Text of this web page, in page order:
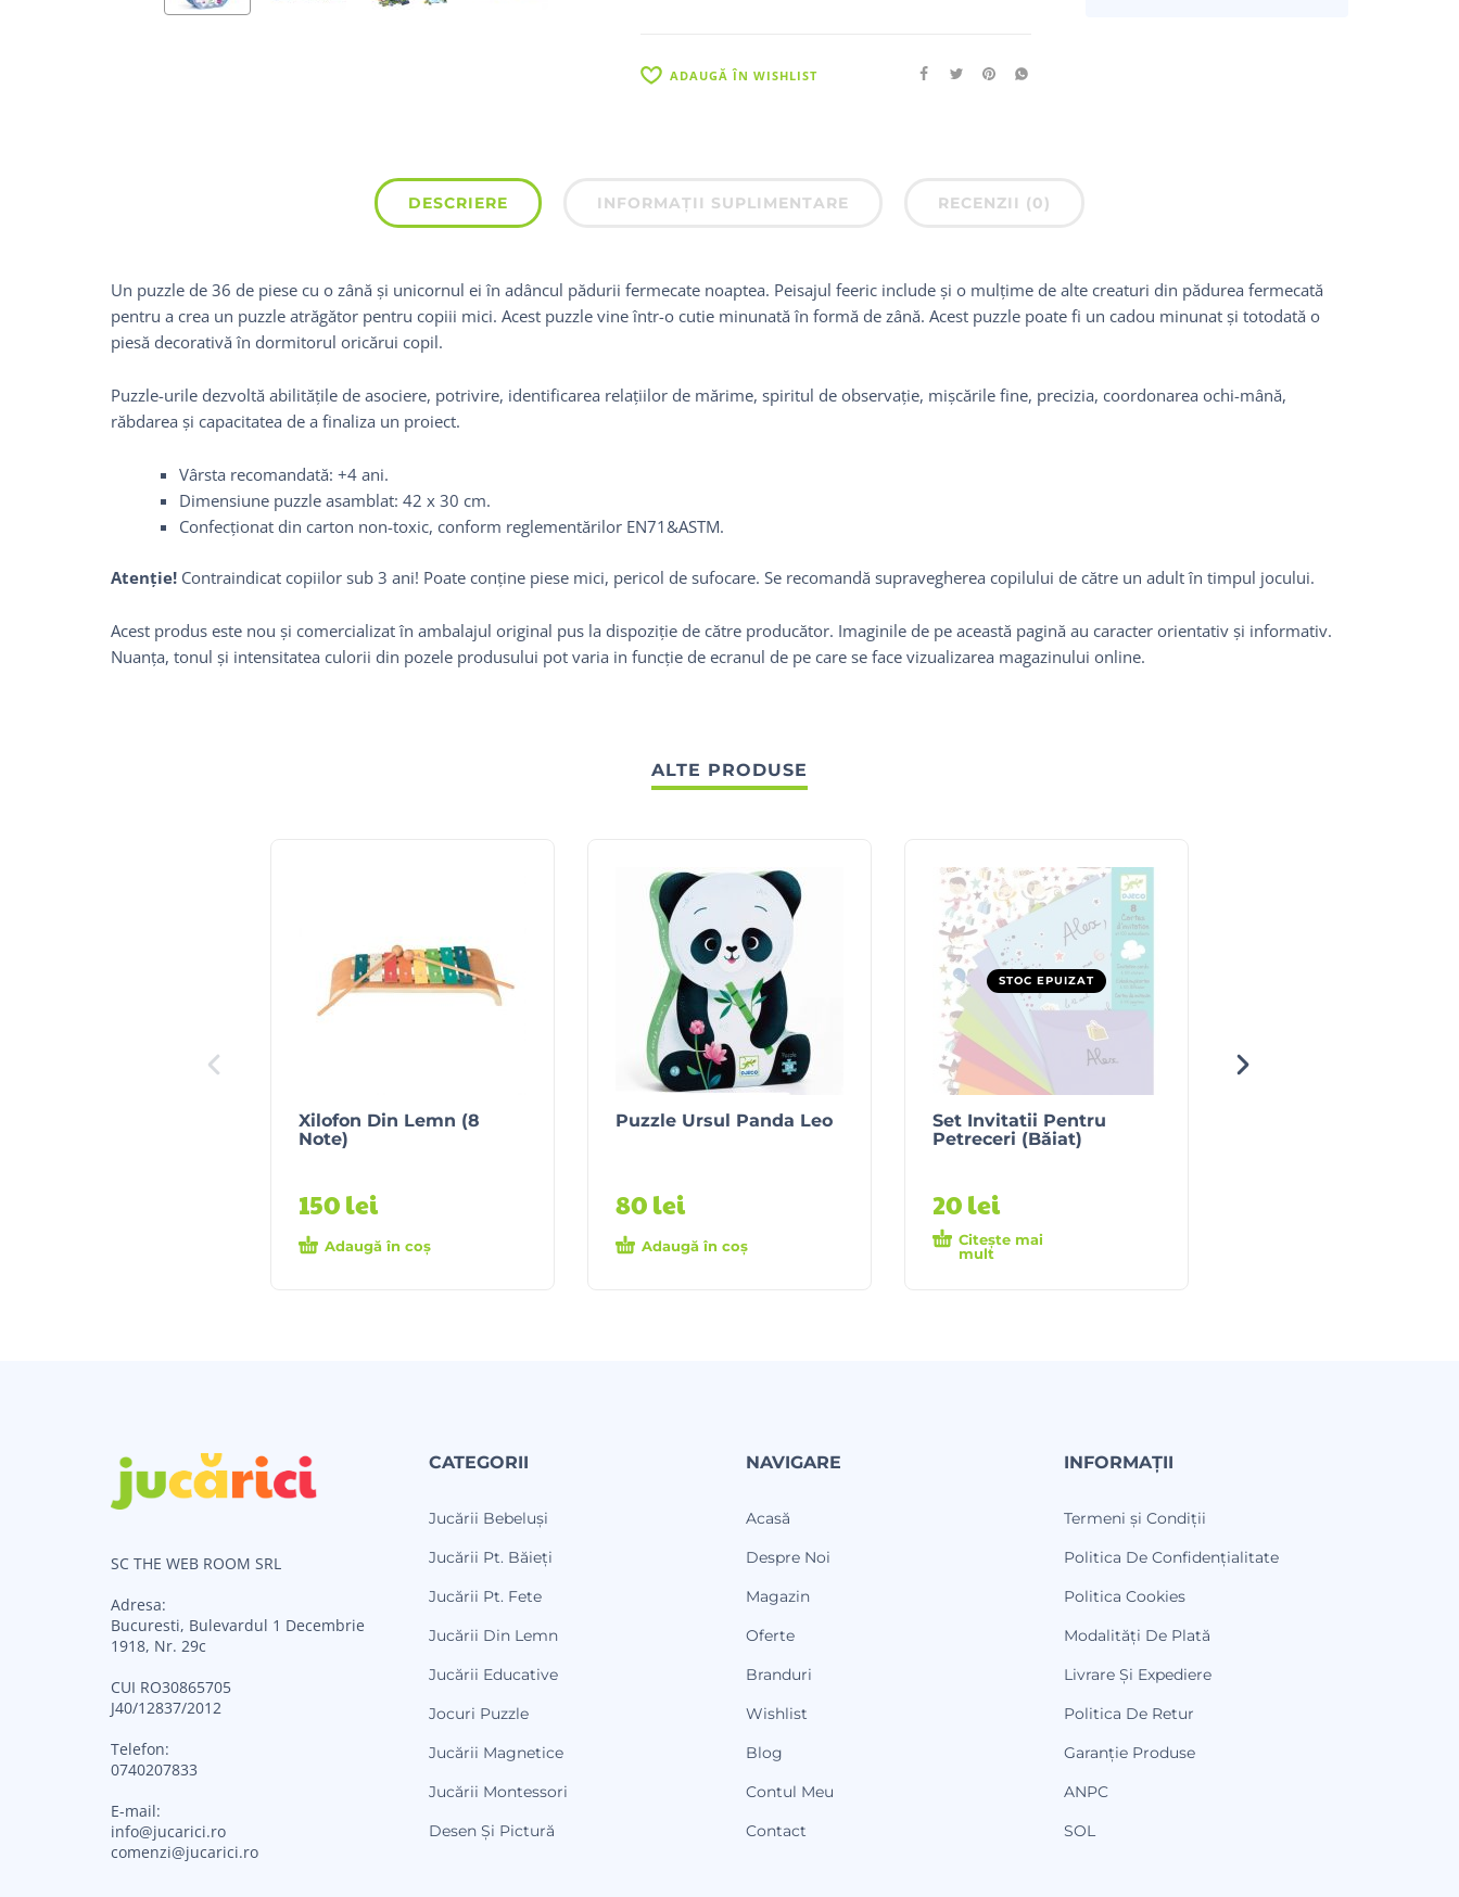
ADAUGĂ ÎN WISHLIST
DESCRIERE INFORMAȚII SUPLIMENTARE RECENZII (0)
Un puzzle de 36 de piese cu o zână și unicornul ei în adâncul pădurii fermecate noaptea. Peisajul feeric include și o mulțime de alte creaturi din pădurea fermecată
pentru a crea un puzzle atrăgător pentru copiii mici. Acest puzzle vine într-o cutie minunată în formă de zână. Acest puzzle poate fi un cadou minunat și totodată o
piesă decorativă în dormitorul oricărui copil.
Puzzle-urile dezvoltă abilitățile de asociere, potrivire, identificarea relațiilor de mărime, spiritul de observație, mișcările fine, precizia, coordonarea ochi-mână,
răbdarea și capacitatea de a finaliza un proiect.
Vârsta recomandată: +4 ani.
Dimensiune puzzle asamblat: 42 x 30 cm.
Confecționat din carton non-toxic, conform reglementărilor EN71&ASTM.
Atenție! Contraindicat copiilor sub 3 ani! Poate conține piese mici, pericol de sufocare. Se recomandă supravegherea copilului de către un adult în timpul jocului.
Acest produs este nou și comercializat în ambalajul original pus la dispoziție de către producător. Imaginile de pe această pagină au caracter orientativ și informativ.
Nuanța, tonul și intensitatea culorii din pozele produsului pot varia in funcție de ecranul de pe care se face vizualizarea magazinului online.
ALTE PRODUSE
Xilofon Din Lemn (8
Note)
150lei
Adaugă în coș
Puzzle Ursul Panda Leo
80lei
Adaugă în coș
STOC EPUIZAT
Set Invitatii Pentru
Petreceri (Băiat)
20lei
Citește mai
mult
SC THE WEB ROOM SRL
Adresa:
Bucuresti, Bulevardul 1 Decembrie
1918, Nr. 29c
CUI RO30865705
J40/12837/2012
Telefon:
0740207833
E-mail:
info@jucarici.ro
comenzi@jucarici.ro
CATEGORII
Jucării Bebeluși
Jucării Pt. Băieți
Jucării Pt. Fete
Jucării Din Lemn
Jucării Educative
Jocuri Puzzle
Jucării Magnetice
Jucării Montessori
Desen Și Pictură
NAVIGARE
Acasă
Despre Noi
Magazin
Oferte
Branduri
Wishlist
Blog
Contul Meu
Contact
INFORMAȚII
Termeni și Condiții
Politica De Confidențialitate
Politica Cookies
Modalități De Plată
Livrare Și Expediere
Politica De Retur
Garanție Produse
ANPC
SOL